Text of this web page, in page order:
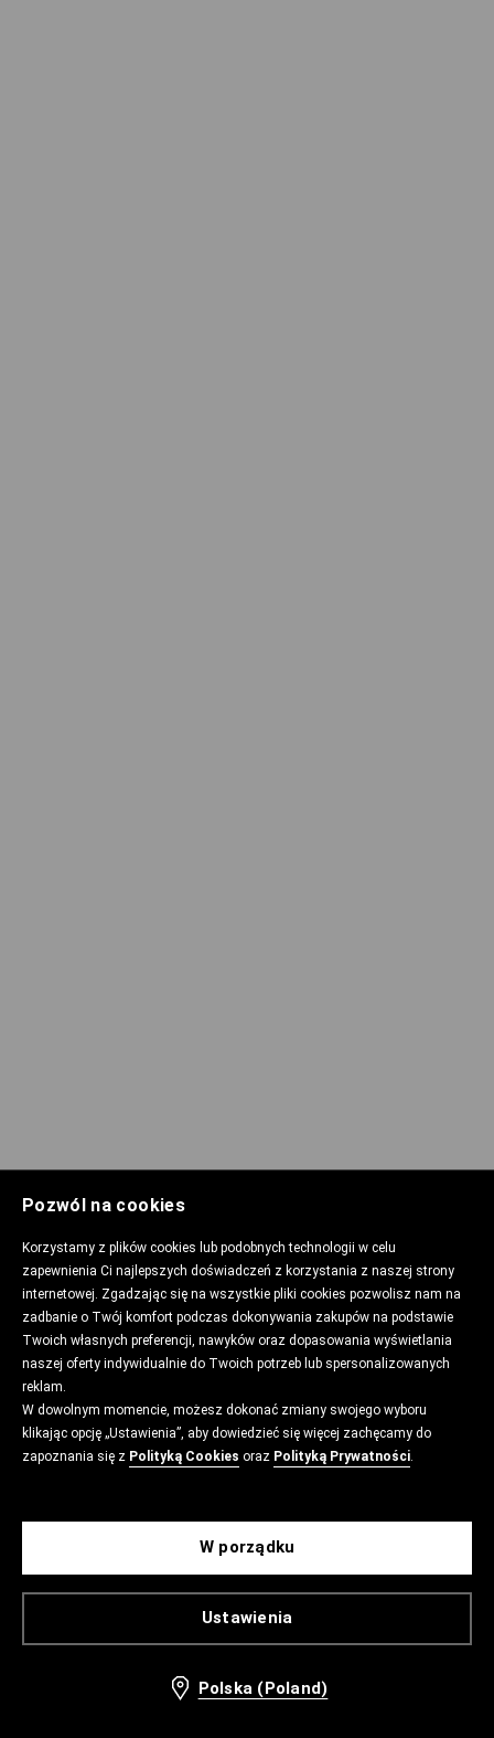
Pozwól na cookies
Korzystamy z plików cookies lub podobnych technologii w celu
zapewnienia Ci najlepszych doświadczeń z korzystania z naszej strony
internetowej. Zgadzając się na wszystkie pliki cookies pozwolisz nam na
zadbanie o Twój komfort podczas dokonywania zakupów na podstawie
Twoich własnych preferencji, nawyków oraz dopasowania wyświetlania
naszej oferty indywidualnie do Twoich potrzeb lub spersonalizowanych
reklam.
W dowolnym momencie, możesz dokonać zmiany swojego wyboru
klikając opcję „Ustawienia”, aby dowiedzieć się więcej zachęcamy do
zapoznania się z Polityką Cookies oraz Polityką Prywatności.
Ustawienia
W porządku
Polska (Poland)